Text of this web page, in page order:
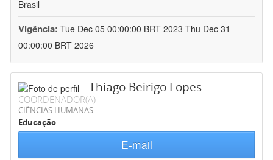
Brasil
Vigência: Tue Dec 05 00:00:00 BRT 2023-Thu Dec 31
00:00:00 BRT 2026
Thiago Beirigo Lopes
COORDENADOR(A)
CIÊNCIAS HUMANAS
Educação
E-mail